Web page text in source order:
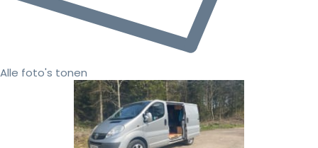
Alle foto's tonen